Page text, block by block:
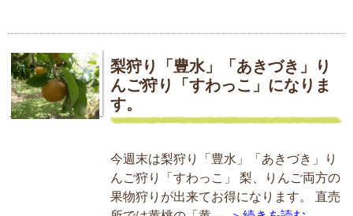
梨狩り「豊水」「あきづき」り
んご狩り「すわっこ」になりま
す。
今週末は梨狩り「豊水」「あきづき」り
んご狩り「すわっこ」 梨、りんご両方の
果物狩りが出来てお得になります。 直売